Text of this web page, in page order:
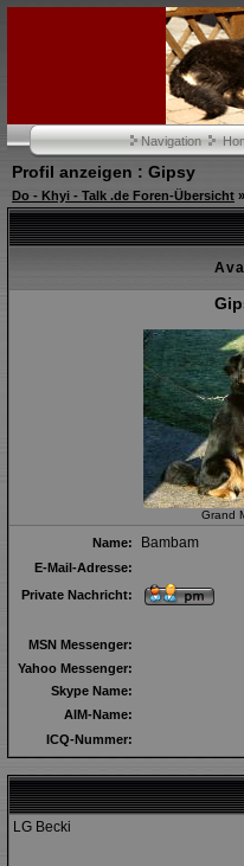
Navigation
Profil anzeigen : Gipsy
Do - Khyi - Talk .de Foren-Übersicht
Grand
Name: Bambam
E-Mail-Adresse:
Private Nachricht:
MSN Messenger:
Yahoo Messenger:
Skype Name:
AIM-Name:
ICQ-Nummer:
LG Becki